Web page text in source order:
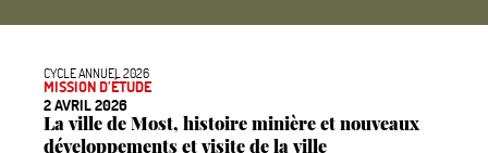
CYCLE ANNUEL 2026
MISSION D’ÉTUDE
2 AVRIL 2026
La ville de Most, histoire minière et nouveaux
développements et visite de la ville